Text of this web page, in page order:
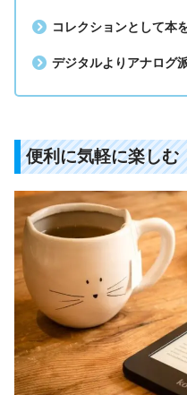
コレクションとして本
デジタルよりアナログ
便利に気軽に楽しむ